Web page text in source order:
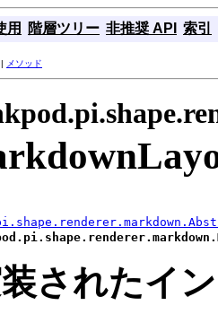
用 階層ツリー 非推奨 API 索引
| メソッド
されたイ